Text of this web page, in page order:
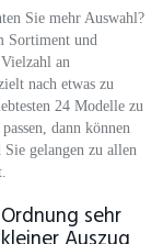
Sie mehr Auswahl?
Sortiment und
an
nach etwas zu
24 Modelle zu
dann können
gelangen zu allen
sehr